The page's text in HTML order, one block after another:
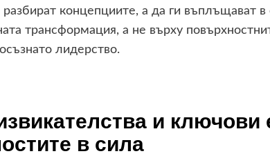
разбират концепциите, а да ги въплъщават
трансформация, а не върху
лидерство.
и
в сила